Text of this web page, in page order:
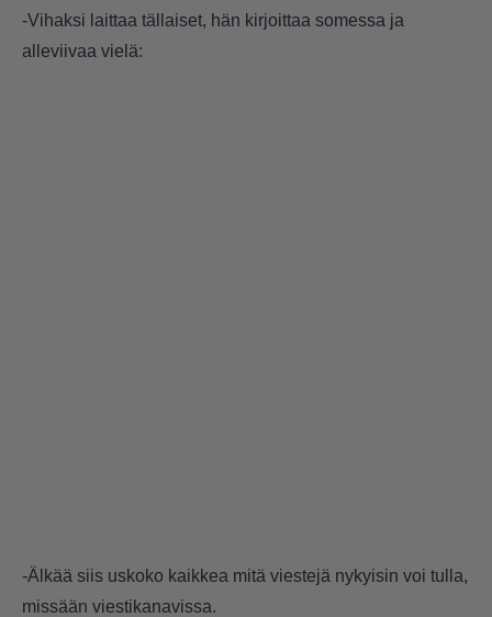
-Vihaksi laittaa tällaiset, hän kirjoittaa somessa ja
alleviivaa vielä:
-Älkää siis uskoko kaikkea mitä viestejä nykyisin voi tulla,
missään viestikanavissa.